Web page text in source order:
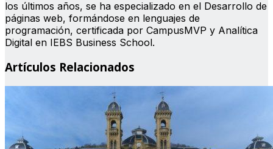
los últimos años, se ha especializado en el Desarrollo de
páginas web, formándose en lenguajes de
programación, certificada por CampusMVP y Analítica
Digital en IEBS Business School.
Artículos Relacionados